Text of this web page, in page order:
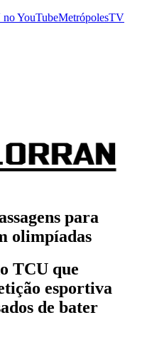
noYouTubeMetrópolesTV
para
olimpíadas
TCU que
esportiva
de bater